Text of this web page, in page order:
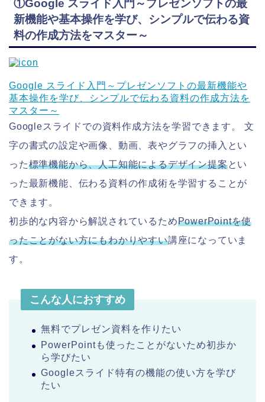
①Google スライド入門～プレゼンソフトの最
新機能や基本操作を学び、シンプルで伝わる資
料の作成方法をマスター～
Google スライド入門～プレゼンソフトの最新機能や
基本操作を学び、シンプルで伝わる資料の作成方法を
マスター～
Googleスライドでの資料作成方法を学習できます。 文
字の書式の設定や画像、動画、表やグラフの挿入とい
った標準機能から、人工知能によるデザイン提案とい
った最新機能、伝わる資料の作成術を学習することが
できます。
初歩的な内容から解説されているためPowerPointを使
ったことがない方にもわかりやすい講座になっていま
す。
こんな人におすすめ
無料でプレゼン資料を作りたい
PowerPointも使ったことがないため初歩か
ら学びたい
Googleスライド特有の機能の使い方を学び
たい